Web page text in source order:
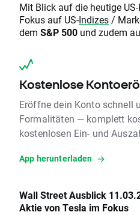
Mit Blick auf die heutige
Fokus auf US-Indizes/
dem S&P 500 und zudem
Kostenlose
Eröffne dein Konto schnell
Formalitäten — komplett
kostenlosen Ein- und
App herunterladen
Wall Street Ausblick
Aktie von Tesla im Fokus